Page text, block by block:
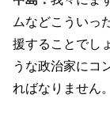
ムなどこういっ
援することでし
うな政治家にコ
ればなりません。